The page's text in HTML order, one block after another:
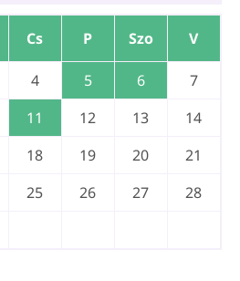
Cs P Szo V
4 5 6
7
11 12 13
14
18 19 20
21
25 26 27
28